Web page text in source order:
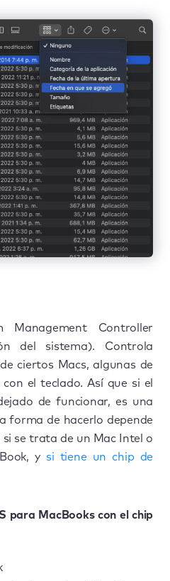
Management Controller
del sistema). Controla
ciertos Macs, algunas de
el teclado. Así que si el
de funcionar, es una
forma de hacerlo depende
se trata de un Mac Intel o
y si tiene un chip de
para MacBooks con el chip